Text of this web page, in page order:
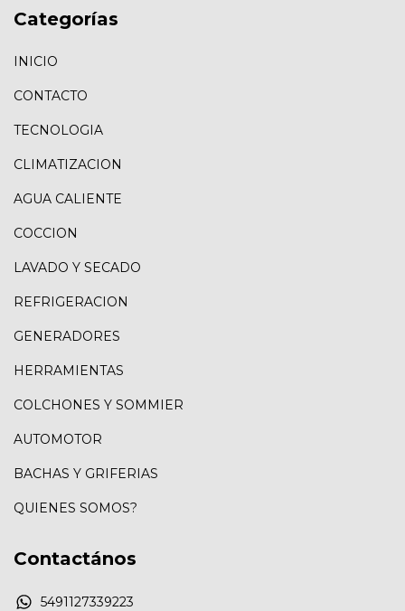
Categorías
INICIO
CONTACTO
TECNOLOGIA
CLIMATIZACION
AGUA CALIENTE
COCCION
LAVADO Y SECADO
REFRIGERACION
GENERADORES
HERRAMIENTAS
COLCHONES Y SOMMIER
AUTOMOTOR
BACHAS Y GRIFERIAS
QUIENES SOMOS?
Contactános
5491127339223